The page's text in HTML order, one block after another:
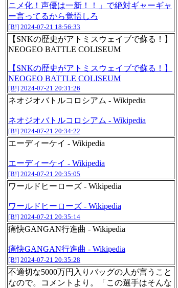
ニメ化！声優は一新！！」で絶対ギャーギャ
ー言ってるから覚悟しろ
[B!] 2024-07-21 18:56:33
【SNKの歴史がアトミスウェイブで蘇る！】
NEOGEO BATTLE COLISEUM
【SNKの歴史がアトミスウェイブで蘇る！】
NEOGEO BATTLE COLISEUM
[B!] 2024-07-21 20:31:26
ネオジオバトルコロシアム - Wikipedia
ネオジオバトルコロシアム - Wikipedia
[B!] 2024-07-21 20:34:22
エーディーケイ - Wikipedia
エーディーケイ - Wikipedia
[B!] 2024-07-21 20:35:05
ワールドヒーローズ - Wikipedia
ワールドヒーローズ - Wikipedia
[B!] 2024-07-21 20:35:14
痛快GANGAN行進曲 - Wikipedia
痛快GANGAN行進曲 - Wikipedia
[B!] 2024-07-21 20:35:28
不適切な5000万円入りバッグの人が言うこと
なので。コメントより。「この選手はそんな